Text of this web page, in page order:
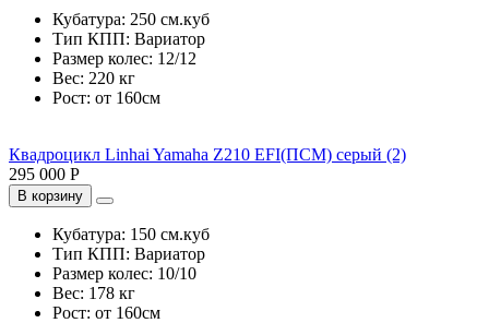
Кубатура: 250 см.куб
Тип КПП: Вариатор
Размер колес: 12/12
Вес: 220 кг
Рост: от 160см
Квадроцикл Linhai Yamaha Z210 EFI(ПСМ) серый (2)
295 000 Р
В корзину
Кубатура: 150 см.куб
Тип КПП: Вариатор
Размер колес: 10/10
Вес: 178 кг
Рост: от 160см